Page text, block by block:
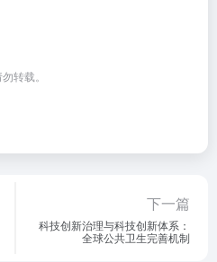
转载。
下一篇
科技创新治理与科技创新体系：
全球公共卫生完善机制